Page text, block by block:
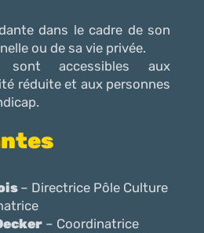
dans le cadre de son
ou de sa vie privée.
sont accessibles aux
réduite et aux personnes
– Directrice Pôle Culture
– Coordinatrice